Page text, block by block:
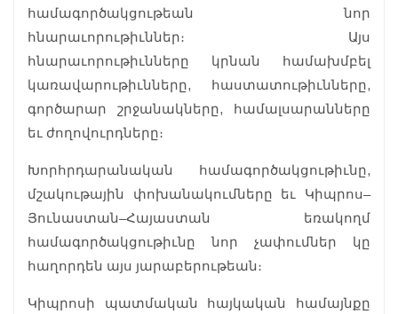
համագործակցութեան նոր
հնարաւորութիւններ։ Այս
հնարաւորութիւնները կրնան համախմբել
կառավարութիւնները, հաստատութիւնները,
գործարար շրջանակները, համալսարանները
եւ ժողովուրդները։
Խորհրդարանական համագործակցութիւնը,
մշակութային փոխանակումները եւ Կիպրոս–
Յունաստան–Հայաստան եռակողմ
համագործակցութիւնը նոր չափումներ կը
հաղորդեն այս յարաբերութեան։
Կիպրոսի պատմական հայկական համայնքը